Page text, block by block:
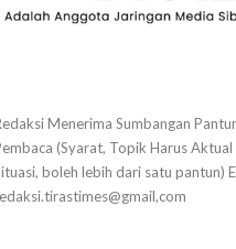
Menerima Sumbangan
(Syarat, Topik Harus Aktual
boleh lebih dari satu pantun)